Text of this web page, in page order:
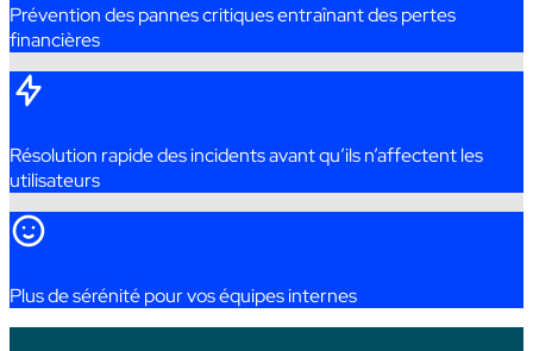
Préventiondespannes critiquesentraînantdespertes
financières
Résolution rapidedesincidentsavantqu’ilsn’affectentles
utilisateurs
Plusdesérénitépourvoséquipesinternes